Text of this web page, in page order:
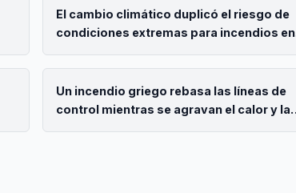
El cambio climático duplicó el riesgo de
condiciones extremas para incendios en
Un incendio griego rebasa las líneas de
control mientras se agravan el calor y la